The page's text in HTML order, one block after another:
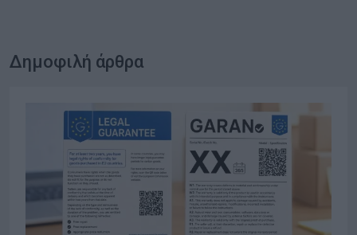
Δημοφιλή άρθρα